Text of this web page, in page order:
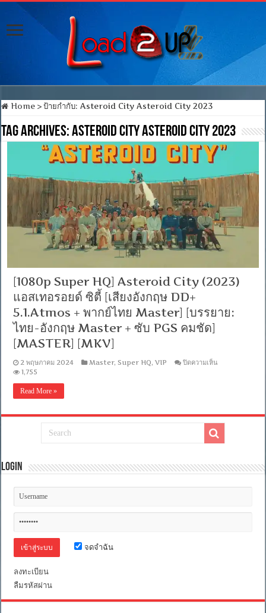
Home > ป้ายกำกับ:Asteroid City Asteroid City 2023
Tag Archives:Asteroid City Asteroid City 2023
[1080p Super HQ] Asteroid City (2023)
แอสเทอรอยด์ ซิตี้ [เสียงอังกฤษ DD+
5.1.Atmos + พากย์ไทย Master] [บรรยาย:
ไทย-อังกฤษ Master + ซับ PGS คมชัด]
[MASTER] [MKV]
2 พฤษภาคม 2024 Master,Super HQ,VIP ปิดความเห็น
(2023)
แอ
เท
อยด์
[เสียง
5.1.Atmos
+
1,755
Read More »
Login
จดจำฉัน
ลงทะเบียน
ลืมรหัสผ่าน